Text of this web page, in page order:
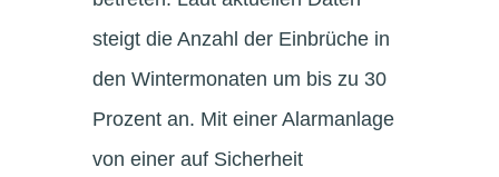
steigt die Anzahl der Einbrüche in
den Wintermonaten um bis zu 30
Prozent an. Mit einer Alarmanlage
von einer auf Sicherheit